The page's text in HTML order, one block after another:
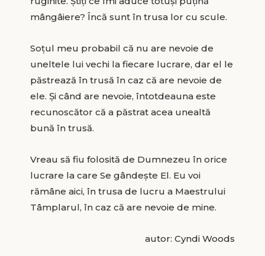
mângâiere? Încă sunt în trusa lor cu scule.
Soțul meu probabil că nu are nevoie de
uneltele lui vechi la fiecare lucrare, dar el le
păstrează în trusă în caz că are nevoie de
ele. Și când are nevoie, întotdeauna este
recunoscător că a păstrat acea unealtă
bună în trusă.
Vreau să fiu folosită de Dumnezeu în orice
lucrare la care Se gândește El. Eu voi
rămâne aici, în trusa de lucru a Maestrului
Tâmplarul, în caz că are nevoie de mine.
autor: Cyndi Woods